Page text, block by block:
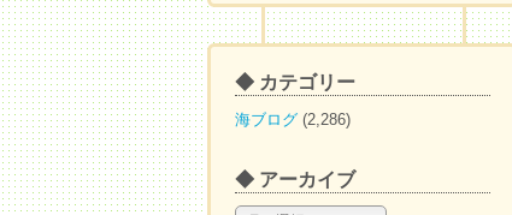
◆ カテゴリー
海ブログ (2,286)
◆ アーカイブ